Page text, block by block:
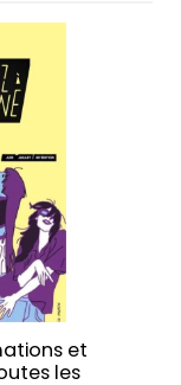
et
les